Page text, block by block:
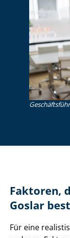
Faktoren,
Goslar
Für eine